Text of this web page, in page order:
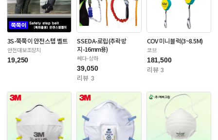
3S-쭉쭉이 안전스텝 벨트
안전대보조장치
19,250
SSEDA-로립(추락방
지-16mm용)
쎄다-상하
39,050
리뷰 3
COV 미니블럭(3~8.5M)
코브
181,500
리뷰 3